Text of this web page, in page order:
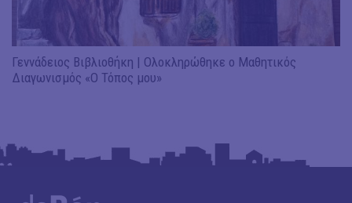
Γεννάδειος Βιβλιοθήκη | Ολοκληρώθηκε ο Μαθητικός
Διαγωνισμός «Ο Τόπος μου»